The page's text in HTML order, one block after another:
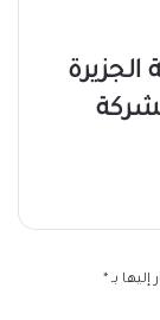
الجزيرة
بـ *